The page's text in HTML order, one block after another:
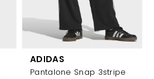
ADIDAS
Pantalone Snap 3stripe